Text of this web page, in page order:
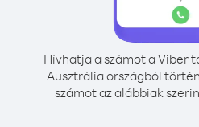
Hívhatja a számot a Viber
Ausztrália országból
számot az alábbiak